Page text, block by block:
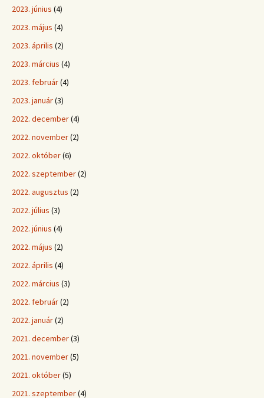
2023. június (4)
2023. május (4)
2023. április (2)
2023. március (4)
2023. február(4)
2023. január(3)
2022. december(4)
2022. november(2)
2022. október(6)
2022. szeptember(2)
2022. augusztus (2)
2022. július (3)
2022. június (4)
2022. május (2)
2022. április (4)
2022. március (3)
2022. február(2)
2022. január(2)
2021. december(3)
2021. november(5)
2021. október(5)
2021. szeptember(4)